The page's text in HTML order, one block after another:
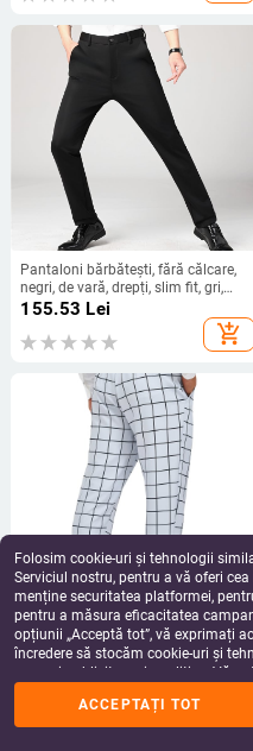
Pantaloni bărbătești, fără călcare,
negri, de vară, drepți, slim fit, gri,
profesional, elegant, albastru regal,
bleumarin, pantaloni de afaceri
155.53 Lei
add_shopping_cart
2025Wish Aliexpress Ebay Amazon
Pantaloni casual pentru bărbați
europeni și americani
162.73Lei
add_shopping_cart
Folosim cookie-uri și tehnologii
Serviciul nostru, pentru a vă oferi
menține securitatea platformei,
pentru a măsura eficacitatea
opțiunii „Acceptă tot”, vă exprimați
încredere să stocăm cookie-uri și
scopuri publicitare și analitice. Vă
făcând clic pe „Gestionează
rugăm să consultațiPolitica
ACCEPTAȚI TOT